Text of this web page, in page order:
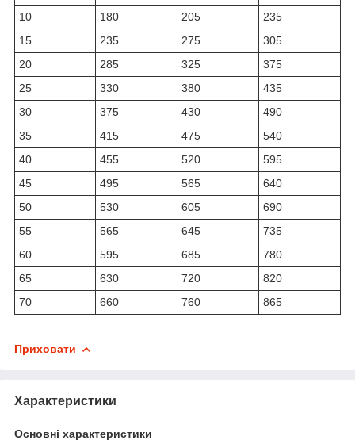
10
180 205
235
15
235 275
305
20
285 325
375
25
330 380
435
30
375 430
490
35
415 475
540
40
455 520
595
45
495 565
640
50
530 605
690
55
565 645
735
60
595 685
780
65
630 720
820
70
660 760 865
Приховати
Характеристики
Основні характеристики